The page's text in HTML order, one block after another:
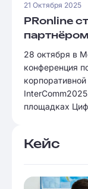
21 Октября 2025
PRonline
28 октября в
конференция
площадках
Кейс